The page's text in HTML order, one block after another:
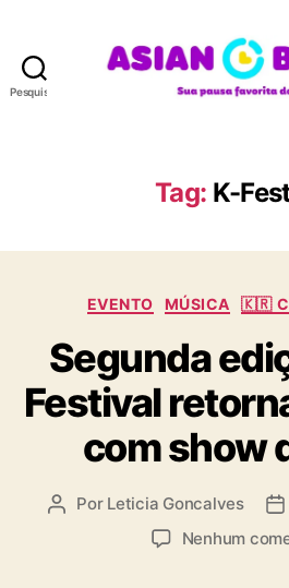
Pesquisar
A
N
R
A
Tag: K-
C
t
e
g
o
r
i
EVENTO MÚSICA 🇰🇷
Segunda
Festival
com show
A Por Leticia Goncalves
D
Nenhum